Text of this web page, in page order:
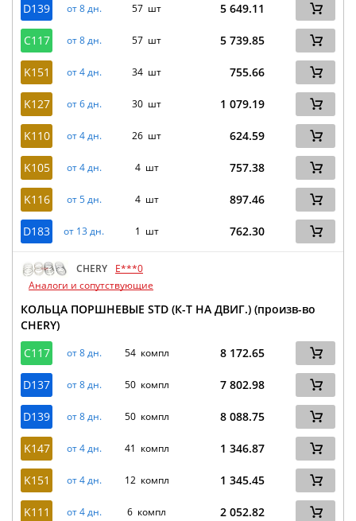
D139 от 8 дн. 57 шт 5 649.11
C117 от 8 дн. 57 шт 5 739.85
K151 от 4 дн. 34 шт 755.66
K127 от 6 дн. 30 шт 1 079.19
K110 от 4 дн. 26 шт 624.59
K105 от 4 дн. 4 шт 757.38
K116 от 5 дн. 4 шт 897.46
D183 от 13 дн. 1 шт 762.30
CHERY
E***0
Аналоги и сопутствующие
КОЛЬЦА ПОРШНЕВЫЕ STD (К-Т НА ДВИГ.) (произв-во
CHERY)
C117
от 8 дн. 54 компл 8 172.65
D137 от 8 дн. 50 компл 7 802.98
D139 от 8 дн. 50 компл 8 088.75
K147 от 4 дн. 41 компл 1 346.87
K151 от 4 дн. 12 компл 1 345.45
K111 от 4 дн. 6 компл 2 052.82